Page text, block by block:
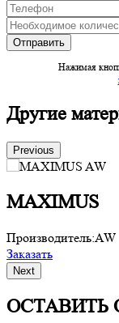
Нажимая
Другие
Previous
MAXIMUS
Производитель:AW
Заказать
Next
ОСТАВИТЬ